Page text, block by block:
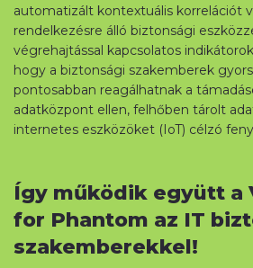
automatizált kontextuális korrelációt
rendelkezésre álló biztonsági
végrehajtással kapcsolatos
hogy a biztonsági szakemberek
pontosabban reagálhatnak a
adatközpont ellen, felhőben tárolt
internetes eszközöket (IoT) célzó
Így működik együtt a
for Phantom az IT
szakemberekkel!